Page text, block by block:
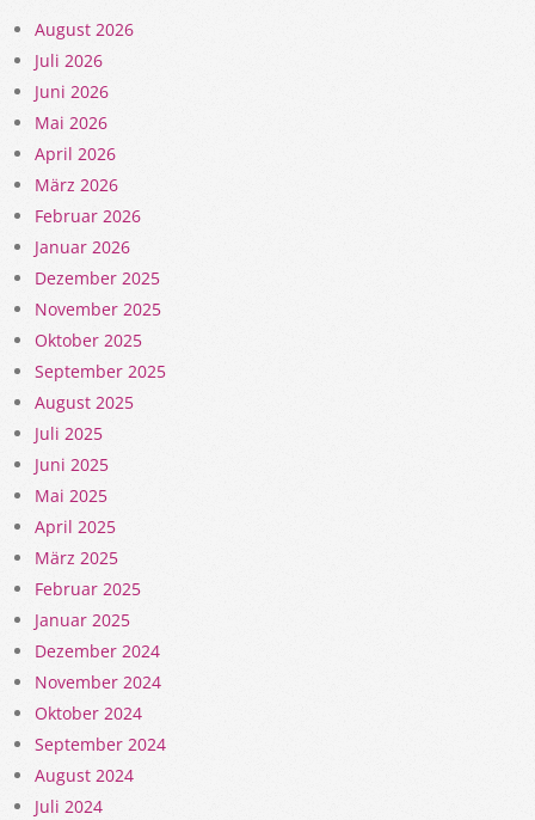
August 2026
Juli 2026
Juni 2026
Mai 2026
April 2026
März 2026
Februar 2026
Januar 2026
Dezember 2025
November 2025
Oktober 2025
September 2025
August 2025
Juli 2025
Juni 2025
Mai 2025
April 2025
März 2025
Februar 2025
Januar 2025
Dezember 2024
November 2024
Oktober 2024
September 2024
August 2024
Juli 2024